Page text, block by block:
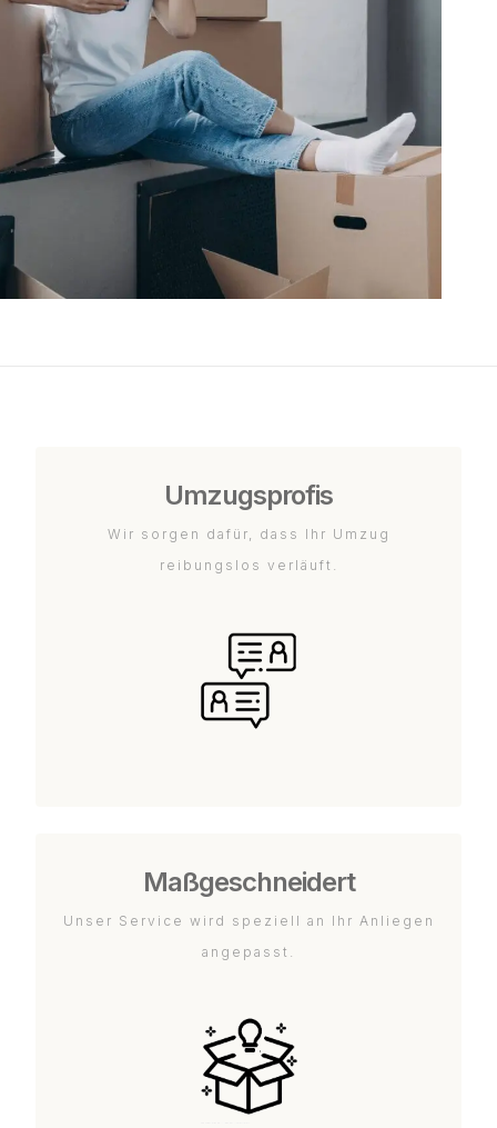
Umzugsprofis
Wir sorgen dafür, dass Ihr Umzug
reibungslos verläuft.
Maßgeschneidert
Unser Service wird speziell an Ihr Anliegen
angepasst.